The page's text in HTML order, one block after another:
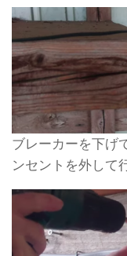
ブレーカーを下げ
ンセントを外して